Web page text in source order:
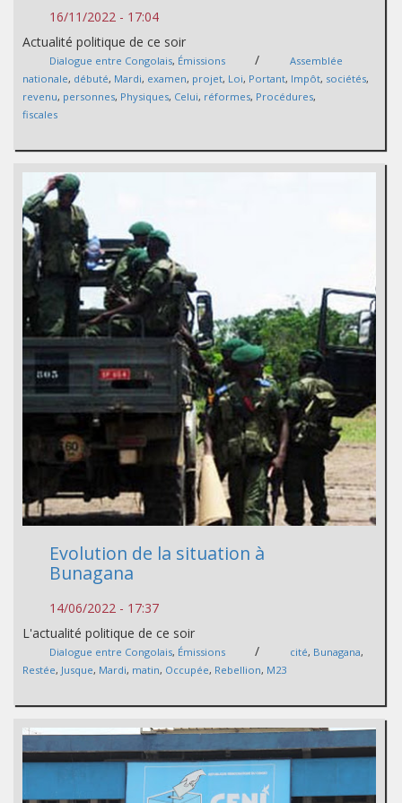
16/11/2022 - 17:04
Actualité politique de ce soir
Dialogue entre Congolais, Émissions /
Assemblée
nationale, débuté, Mardi, examen, projet, Loi, Portant, Impôt, sociétés,
revenu, personnes, Physiques, Celui, réformes, Procédures,
fiscales
Evolution de la situation à
Bunagana
14/06/2022 - 17:37
L'actualité politique de ce soir
Dialogue entre Congolais, Émissions / cité, Bunagana,
Restée, Jusque, Mardi, matin, Occupée, Rebellion, M23